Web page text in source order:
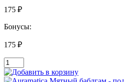
175 ₽
Бонусы:
175 ₽